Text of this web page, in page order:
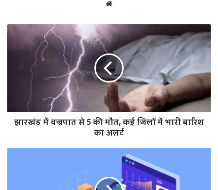
b
s
i
e
झारखंड में वज्रपात से 5 की मौत, कई जिलों में भारी बारिश
का अलर्ट